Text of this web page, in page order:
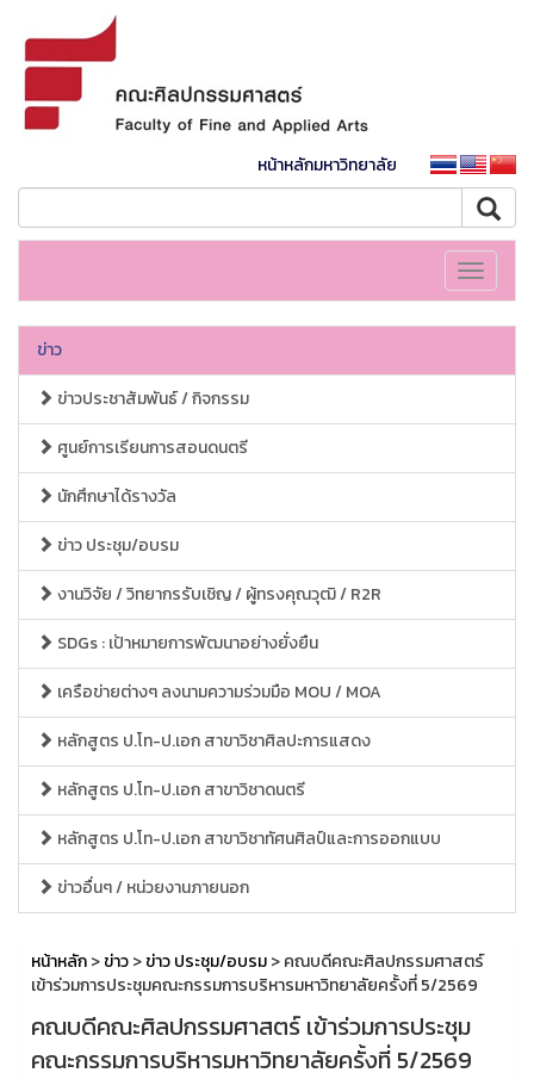
หน้าหลักมหาวิทยาลัย
Toggle
ข่าว
ข่าวประชาสัมพันธ์ / กิจกรรม
ศูนย์การเรียนการสอนดนตรี
นักศึกษาได้รางวัล
ข่าว ประชุม/อบรม
งานวิจัย / วิทยากรรับเชิญ / ผู้ทรงคุณวุฒิ / R2R
SDGs : เป้าหมายการพัฒนาอย่างยั่งยืน
เครือข่ายต่างๆ ลงนามความร่วมมือ MOU / MOA
หลักสูตร ป.โท-ป.เอก สาขาวิชาศิลปะการแสดง
หลักสูตร ป.โท-ป.เอก สาขาวิชาดนตรี
หลักสูตร ป.โท-ป.เอก สาขาวิชาทัศนศิลป์และการออกแบบ
ข่าวอื่นๆ / หน่วยงานภายนอก
หน้าหลัก>ข่าว>ข่าว ประชุม/อบรม> คณบดีคณะศิลปกรรมศาสตร์
เข้าร่วมการประชุมคณะกรรมการบริหารมหาวิทยาลัยครั้งที่ 5/2569
คณบดีคณะศิลปกรรมศาสตร์ เข้าร่วมการประชุม
คณะกรรมการบริหารมหาวิทยาลัยครั้งที่ 5/2569